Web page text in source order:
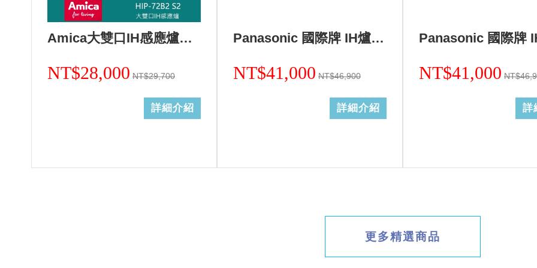
Amica大雙口IH感應爐HIP-72B2 S2/不含安裝
NT$28,000 NT$29,700
詳細介紹
Panasonic 國際牌 IH爐二口調理爐黑色KY-A1W70-K (無安裝)
NT$41,000 NT$46,900
詳細介紹
NT$41,000
詳
更多精選商品